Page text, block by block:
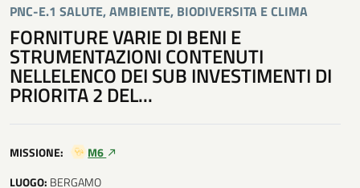
PNC-E.1 SALUTE, AMBIENTE, BIODIVERSITA E CLIMA
FORNITURE VARIE DI BENI E
STRUMENTAZIONI CONTENUTI
NELLELENCO DEI SUB INVESTIMENTI DI
PRIORITA 2 DEL...
MISSIONE:
M6
LUOGO: BERGAMO